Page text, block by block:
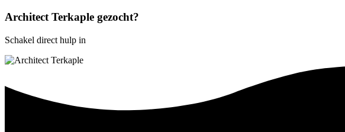
Architect Terkaple gezocht?
Schakel direct hulp in